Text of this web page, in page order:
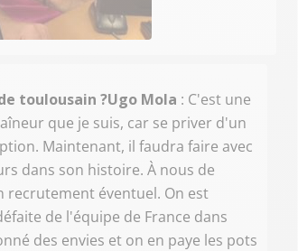
toulousain ?Ugo Mola : C'est une
que je suis, car se priver d'un
Maintenant, il faudra faire avec
dans son histoire. À nous de
éventuel. On est
de l'équipe de France dans
des envies et on en paye les pots